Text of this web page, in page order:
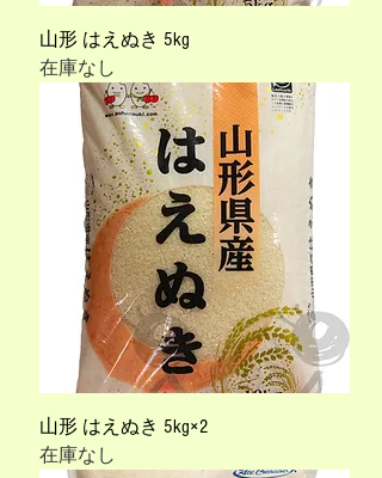
山形 はえぬき 5kg
在庫なし
山形 はえぬき 5kg×2
在庫なし